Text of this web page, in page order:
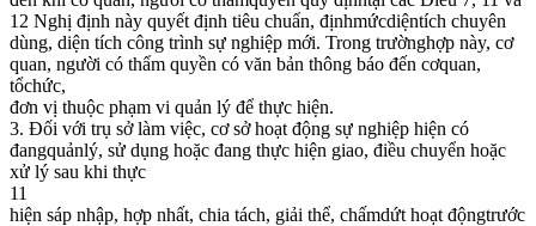
12 Nghị định này quyết định tiêu chuẩn, địnhmứcdiệntích chuyên
dùng, diện tích công trình sự nghiệp mới. Trong trườnghợp này, cơ
quan, người có thẩm quyền có văn bản thông báo đến cơquan,
tổchức,
đơn vị thuộc phạm vi quản lý để thực hiện.
3. Đối với trụ sở làm việc, cơ sở hoạt động sự nghiệp hiện có
đangquảnlý, sử dụng hoặc đang thực hiện giao, điều chuyển hoặc
xử lý sau khi thực
11
hiện sáp nhập, hợp nhất, chia tách, giải thể, chấmdứt hoạt độngtrước